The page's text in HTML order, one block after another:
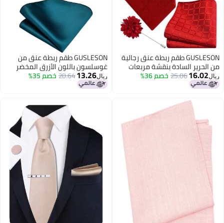
GUSLESON طقم ربطة عنق رجالية
من الحرير السادة بنقشة مربعات
حمراء من GUSLESON، مناسب
لحفلات الزفاف والمناسبات الرسمية
ريال16.02
25.06خصم 36%
GUSLESON طقم ربطة عنق من
غوسلسون باللون الأزرق المخضر
للرجال، طقم ربطة عنق ومنديل جيب
رسمي من مزيج الحرير لحفلات
ريال13.26
20.64خصم 35%